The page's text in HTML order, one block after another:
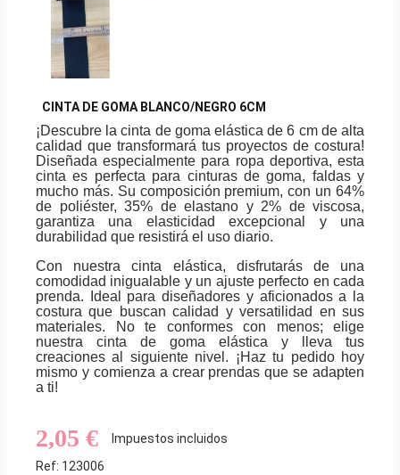
CINTA DE GOMA BLANCO/NEGRO 6CM
¡Descubre la cinta de goma elástica de 6 cm de alta
calidad que transformará tus proyectos de costura!
Diseñada especialmente para ropa deportiva, esta
cinta es perfecta para cinturas de goma, faldas y
mucho más. Su composición premium, con un 64%
de poliéster, 35% de elastano y 2% de viscosa,
garantiza una elasticidad excepcional y una
durabilidad que resistirá el uso diario.
Con nuestra cinta elástica, disfrutarás de una
comodidad inigualable y un ajuste perfecto en cada
prenda. Ideal para diseñadores y aficionados a la
costura que buscan calidad y versatilidad en sus
materiales. No te conformes con menos; elige
nuestra cinta de goma elástica y lleva tus
creaciones al siguiente nivel. ¡Haz tu pedido hoy
mismo y comienza a crear prendas que se adapten
a ti!
2,05 €
Impuestos incluidos
Ref: 123006